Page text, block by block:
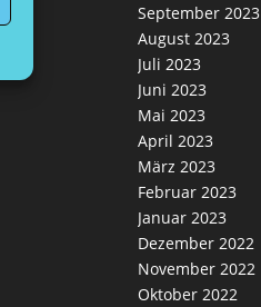
September 2023
August 2023
Juli 2023
Juni 2023
Mai 2023
April 2023
März 2023
Februar 2023
Januar 2023
Dezember 2022
November 2022
Oktober 2022